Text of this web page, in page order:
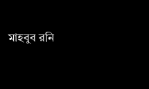
মাহবুব রনি